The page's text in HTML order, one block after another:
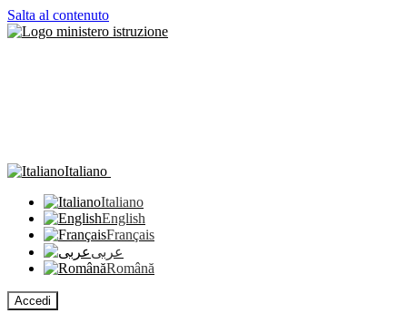
Salta al contenuto
Italiano
Italiano
English
Français
عربى
Română
Accedi